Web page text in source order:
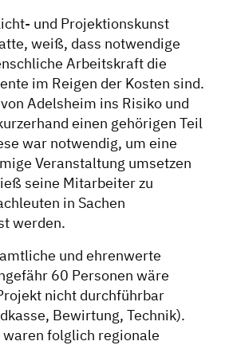
und Projektionskunst
weiß, dass notwendige
Arbeitskraft die
im Reigen der Kosten sind.
Adelsheim ins Risiko und
einen gehörigen Teil
war notwendig, um eine
Veranstaltung umsetzen
seine Mitarbeiter zu
in Sachen
werden.
und ehrenwerte
60 Personen wäre
nicht durchführbar
Bewirtung, Technik).
waren folglich regionale